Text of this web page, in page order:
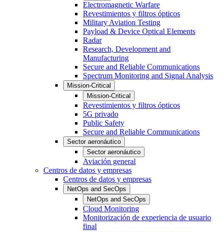
Electromagnetic Warfare
Revestimientos y filtros ópticos
Military Aviation Testing
Payload & Device Optical Elements
Radar
Research, Development and
Manufacturing
Secure and Reliable Communications
Spectrum Monitoring and Signal Analysis
Mission-Critical
Mission-Critical
Revestimientos y filtros ópticos
5G privado
Public Safety
Secure and Reliable Communications
Sector aeronáutico
Sector aeronáutico
Aviación general
Centros de datos y empresas
Centros de datos y empresas
NetOps and SecOps
NetOps and SecOps
Cloud Monitoring
Monitorización de experiencia de usuario
final